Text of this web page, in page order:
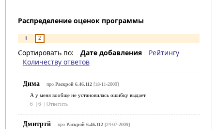
Распределение оценок программы
1 2
Сортировать по: Дате добавления
Рейтингу
Количеству ответов
Дима про Раскрой 6.46.112[18-11-2009]
А у меня вообще не установилась ошибку выдает.
6
| 6 | Ответить
Дмитртй про Раскрой 6.46.112[24-07-2009]